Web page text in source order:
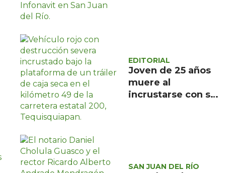
EDITORIAL
Joven de 25 años
muere al
incrustarse con su
SAN JUAN DEL RÍO